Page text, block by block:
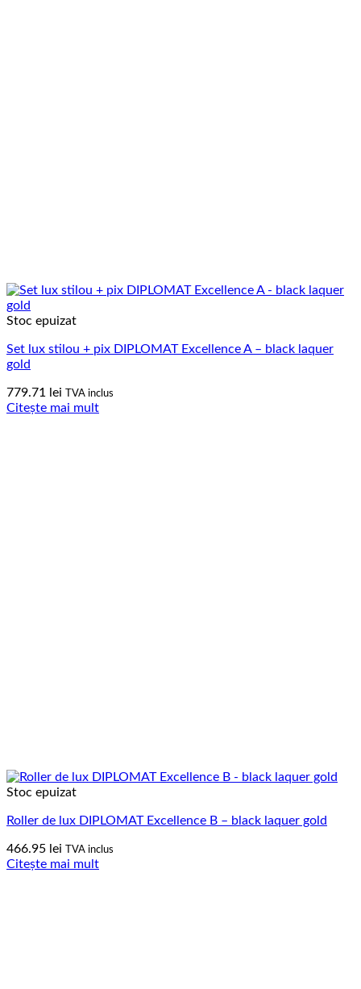
Stoc epuizat
Set lux stilou + pix DIPLOMAT Excellence A – black laquer
gold
779.71 lei TVA inclus
Citește mai mult
Stoc epuizat
Roller de lux DIPLOMAT Excellence B – black laquer gold
466.95 lei TVA inclus
Citește mai mult